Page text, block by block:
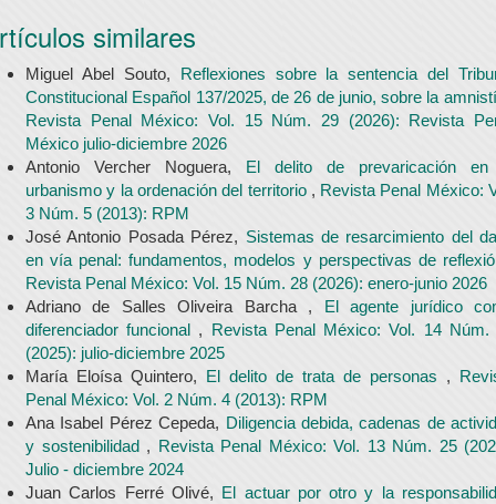
similares
Miguel Abel Souto, Reflexiones sobre la sentencia del
Constitucional Español 137/2025, de 26 de junio, sobre la
Revista Penal México: Vol. 15 Núm. 29 (2026): Revista
México julio-diciembre 2026
Antonio Vercher Noguera, El delito de prevaricación
urbanismo y la ordenación del territorio , Revista Penal México:
3 Núm. 5 (2013): RPM
José Antonio Posada Pérez, Sistemas de resarcimiento del
en vía penal: fundamentos, modelos y perspectivas de
Revista Penal México: Vol. 15 Núm. 28 (2026): enero-junio 2026
Adriano de Salles Oliveira Barcha , El agente jurídico
diferenciador funcional , Revista Penal México: Vol. 14 Núm.
(2025): julio-diciembre 2025
María Eloísa Quintero, El delito de trata de personas ,
Penal México: Vol. 2 Núm. 4 (2013): RPM
Ana Isabel Pérez Cepeda, Diligencia debida, cadenas de
y sostenibilidad , Revista Penal México: Vol. 13 Núm. 25
Julio - diciembre 2024
Juan Carlos Ferré Olivé, El actuar por otro y la